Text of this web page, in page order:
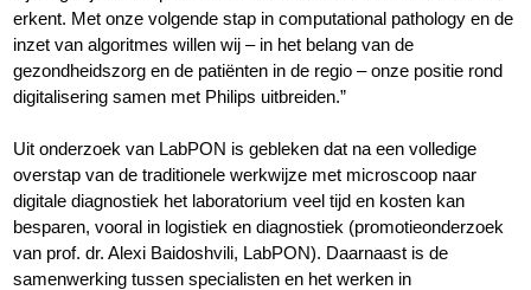
erkent. Met onze volgende stap in computational pathology en de
inzet van algoritmes willen wij – in het belang van de
gezondheidszorg en de patiënten in de regio – onze positie rond
digitalisering samen met Philips uitbreiden.”
Uit onderzoek van LabPON is gebleken dat na een volledige
overstap van de traditionele werkwijze met microscoop naar
digitale diagnostiek het laboratorium veel tijd en kosten kan
besparen, vooral in logistiek en diagnostiek (promotieonderzoek
van prof. dr. Alexi Baidoshvili, LabPON). Daarnaast is de
samenwerking tussen specialisten en het werken in